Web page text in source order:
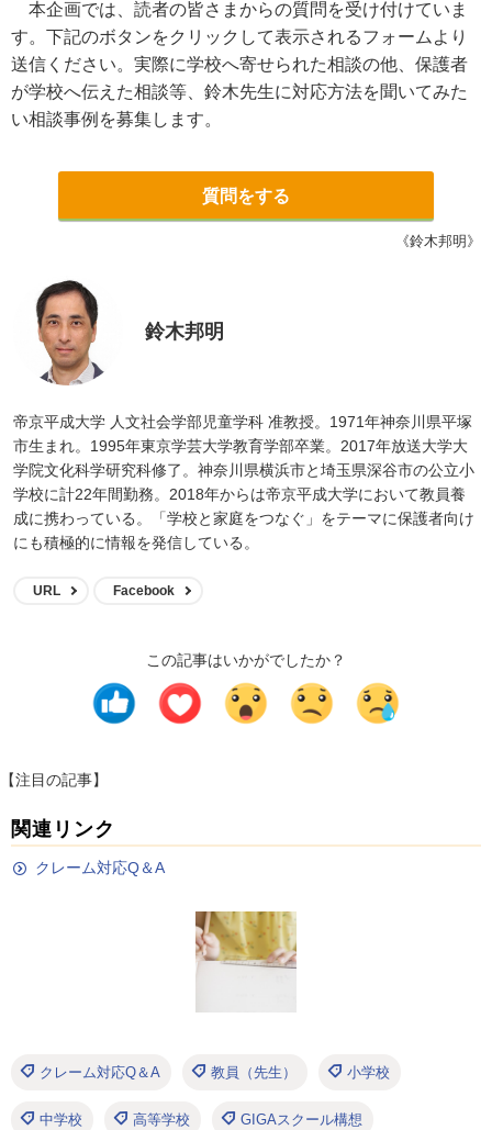
本企画では、読者の皆さまからの質問を受け付けていま
す。下記のボタンをクリックして表示されるフォームより
送信ください。実際に学校へ寄せられた相談の他、保護者
が学校へ伝えた相談等、鈴木先生に対応方法を聞いてみた
い相談事例を募集します。
質問をする
《鈴木邦明》
鈴木邦明
帝京平成大学 人文社会学部児童学科 准教授。1971年神奈川県平塚
市生まれ。1995年東京学芸大学教育学部卒業。2017年放送大学大
学院文化科学研究科修了。神奈川県横浜市と埼玉県深谷市の公立小
学校に計22年間勤務。2018年からは帝京平成大学において教員養
成に携わっている。「学校と家庭をつなぐ」をテーマに保護者向け
にも積極的に情報を発信している。
URL Facebook
この記事はいかがでしたか？
【注目の記事】
関連リンク
クレーム対応Q＆A
クレーム対応Q＆A 教員（先生） 小学校
中学校 高等学校 GIGAスクール構想